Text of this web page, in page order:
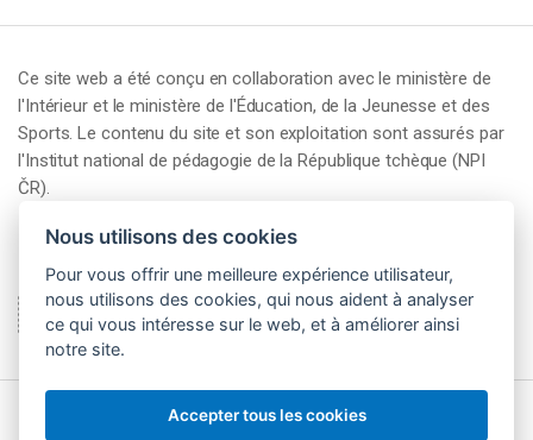
Ce site web a été conçu en collaboration avec le ministère de
l'Intérieur et le ministère de l'Éducation, de la Jeunesse et des
Sports. Le contenu du site et son exploitation sont assurés par
l'Institut national de pédagogie de la République tchèque (NPI
ČR).
© 2026 Národní pedagogický institut České republiky (NPI
Nous utilisons des cookies
Pour vous offrir une meilleure expérience utilisateur,
nous utilisons des cookies, qui nous aident à analyser
ce qui vous intéresse sur le web, et à améliorer ainsi
notre site.
Accepter tous les cookies